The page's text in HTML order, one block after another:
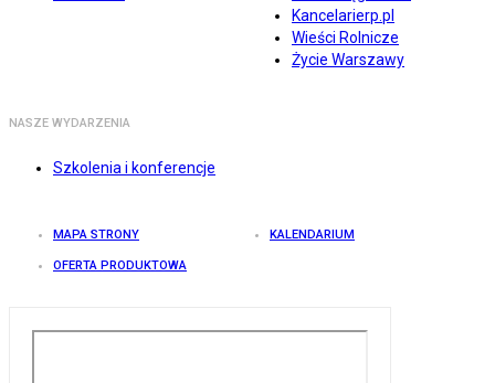
Kancelarierp.pl
Wieści Rolnicze
Życie Warszawy
NASZE WYDARZENIA
Szkolenia i konferencje
MAPA STRONY KALENDARIUM
OFERTA PRODUKTOWA